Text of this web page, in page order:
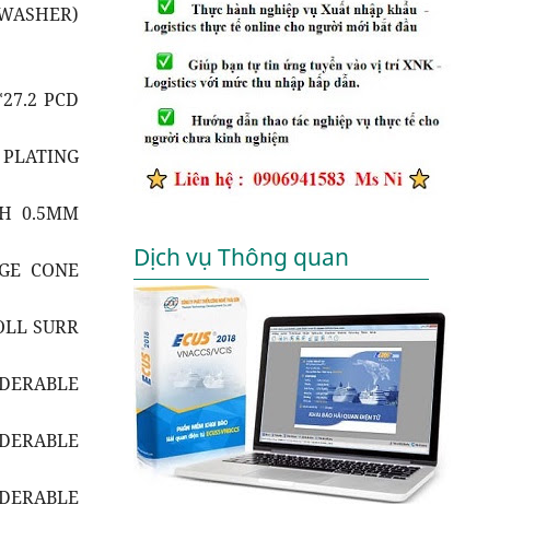
PCD
0.5MM
CONE
SURR
Dịch vụ Thông quan